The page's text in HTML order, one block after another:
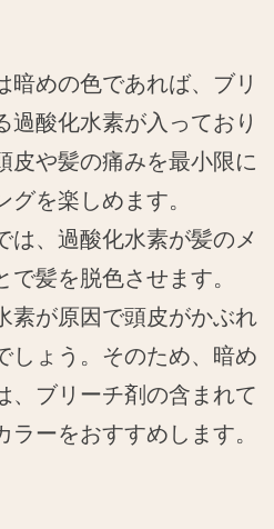
暗めの色であれば、ブリ
過酸化水素が入っており
皮や髪の痛みを最小限に
を楽しめます。
は、過酸化水素が髪のメ
髪を脱色させます。
素が原因で頭皮がかぶれ
しょう。そのため、暗め
、ブリーチ剤の含まれて
ーをおすすめします。